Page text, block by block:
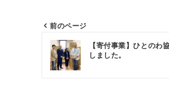
投
稿
ナ
前のページ
【寄付事業】ひとのわ
しました。